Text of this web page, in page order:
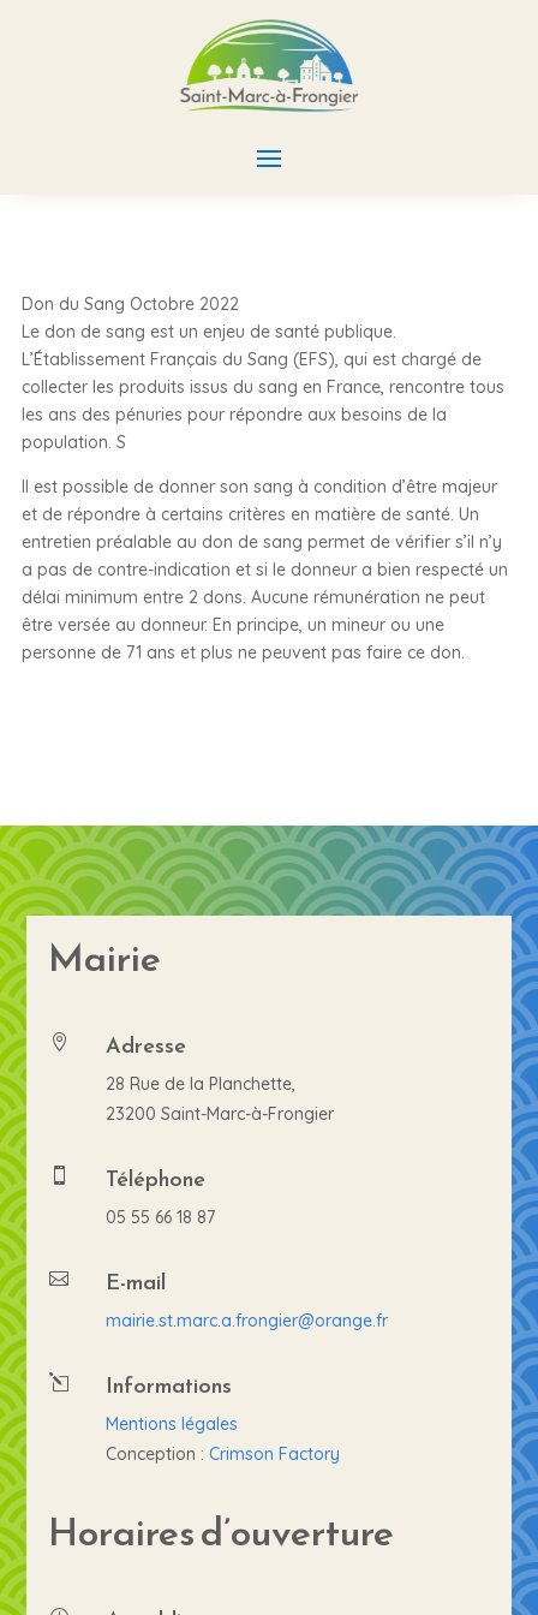
Don du Sang Octobre 2022
Le don de sang est un enjeu de santé publique.
L’Établissement Français du Sang (EFS), qui est chargé de
collecter les produits issus du sang en France, rencontre tous
les ans des pénuries pour répondre aux besoins de la
population. S
Il est possible de donner son sang à condition d’être majeur
et de répondre à certains critères en matière de santé. Un
entretien préalable au don de sang permet de vérifier s’il n’y
a pas de contre-indication et si le donneur a bien respecté un
délai minimum entre 2 dons. Aucune rémunération ne peut
être versée au donneur. En principe, un mineur ou une
personne de 71 ans et plus ne peuvent pas faire ce don.
Mairie
 Adresse
28 Rue de la Planchette,
23200 Saint-Marc-à-Frongier
 Téléphone
05 55 66 18 87
 E-mail
mairie.st.marc.a.frongier@orange.fr
l Informations
Mentions légales
Conception : Crimson Factory
Horaires d’ouverture